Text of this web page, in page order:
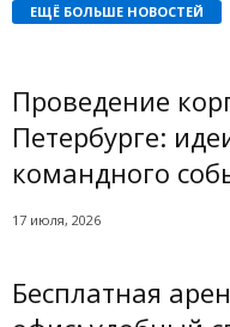
ЕЩЁ БОЛЬШЕ НОВОСТЕЙ
Проведение
Петербурге:
командного
17 июля, 2026
Бесплатная